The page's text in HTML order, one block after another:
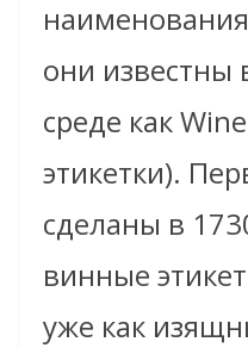
они известны
среде как
этикетки).
сделаны в
винные
уже как